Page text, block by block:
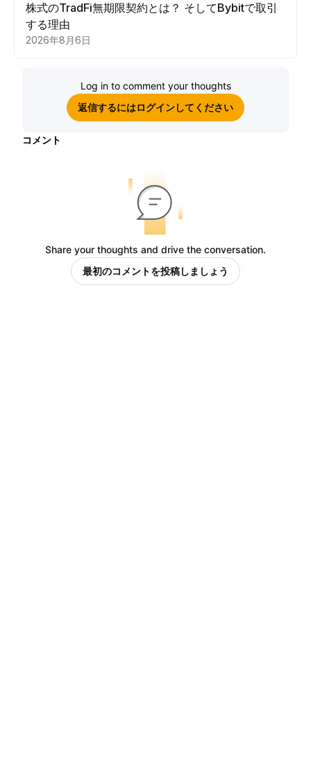
株式のTradFi無期限契約とは？ そしてBybitで取引
する理由
2026年8月6日
Log in to comment your thoughts
返信するにはログインしてください
コメント
Share your thoughts and drive the conversation.
最初のコメントを投稿しましょう